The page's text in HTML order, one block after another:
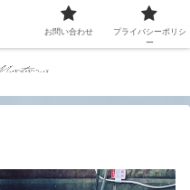
お問い合わせ
プライバシーポリシ
ー